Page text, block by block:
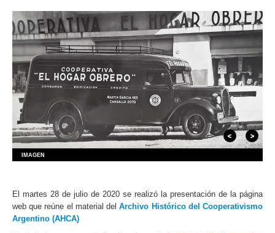
IMAGEN
El martes 28 de julio de 2020 se realizó la presentación de la página
web que reúne el material delArchivo Histórico del Cooperativismo
Argentino (AHCA)